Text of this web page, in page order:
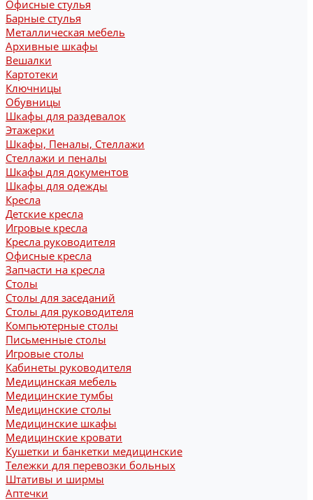
Офисные стулья
Барные стулья
Металлическая мебель
Архивные шкафы
Вешалки
Картотеки
Ключницы
Обувницы
Шкафы для раздевалок
Этажерки
Шкафы, Пеналы, Стеллажи
Стеллажи и пеналы
Шкафы для документов
Шкафы для одежды
Кресла
Детские кресла
Игровые кресла
Кресла руководителя
Офисные кресла
Запчасти на кресла
Столы
Столы для заседаний
Столы для руководителя
Компьютерные столы
Письменные столы
Игровые столы
Кабинеты руководителя
Медицинская мебель
Медицинские тумбы
Медицинские столы
Медицинские шкафы
Медицинские кровати
Кушетки и банкетки медицинские
Тележки для перевозки больных
Штативы и ширмы
Аптечки